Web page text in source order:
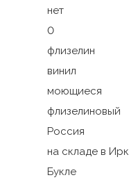
нет
0
флизелин
винил
моющиеся
флизелиновый
Россия
на складе в
Букле